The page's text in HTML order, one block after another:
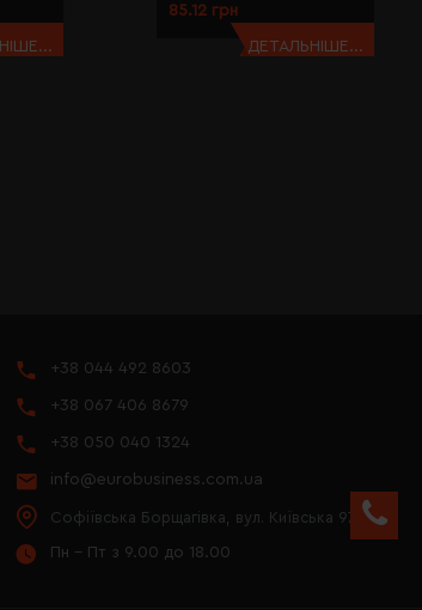
85.12 грн
ДЕТАЛЬНІШЕ...
+38 044 492 8603
+38 067 406 8679
+38 050 040 1324
info@eurobusiness.com.ua
Софіївська Борщагівка, вул. Київська 97
Пн - Пт з 9.00 до 18.00